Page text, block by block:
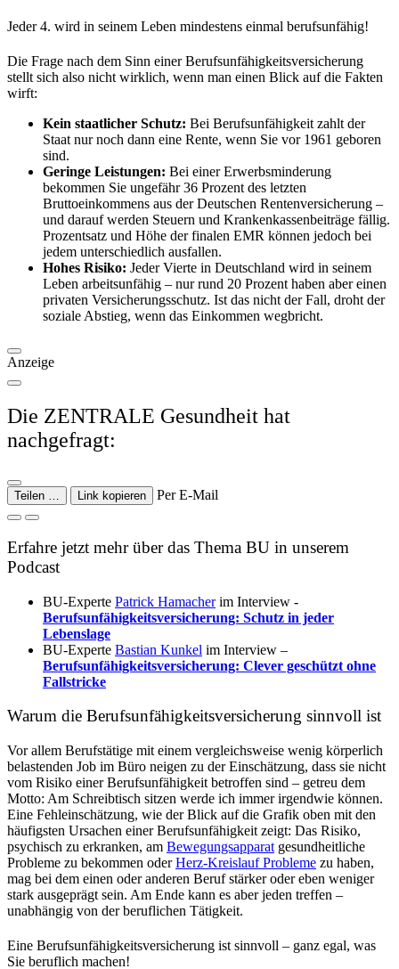
Jeder 4. wird in seinem Leben mindestens einmal berufsunfähig!
Die Frage nach dem Sinn einer Berufsunfähigkeitsversicherung
stellt sich also nicht wirklich, wenn man einen Blick auf die Fakten
wirft:
Kein staatlicher Schutz: Bei Berufsunfähigkeit zahlt der
Staat nur noch dann eine Rente, wenn Sie vor 1961 geboren
sind.
Geringe Leistungen: Bei einer Erwerbsminderung
bekommen Sie ungefähr 36 Prozent des letzten
Bruttoeinkommens aus der Deutschen Rentenversicherung –
und darauf werden Steuern und Krankenkassenbeiträge fällig.
Prozentsatz und Höhe der finalen EMR können jedoch bei
jedem unterschiedlich ausfallen.
Hohes Risiko: Jeder Vierte in Deutschland wird in seinem
Leben arbeitsunfähig – nur rund 20 Prozent haben aber einen
privaten Versicherungsschutz. Ist das nicht der Fall, droht der
soziale Abstieg, wenn das Einkommen wegbricht.
Anzeige
Die ZENTRALE Gesundheit hat
nachgefragt:
Teilen … Link kopieren Per E-Mail
Erfahre jetzt mehr über das Thema BU in unserem
Podcast
BU-Experte Patrick Hamacherim Interview -
Berufsunfähigkeitsversicherung: Schutz in jeder
Lebenslage
BU-Experte Bastian Kunkel im Interview –
Berufsunfähigkeitsversicherung: Clever geschützt ohne
Fallstricke
Warum die Berufsunfähigkeitsversicherung sinnvoll ist
Vor allem Berufstätige mit einem vergleichsweise wenig körperlich
belastenden Job im Büro neigen zu der Einschätzung, dass sie nicht
vom Risiko einer Berufsunfähigkeit betroffen sind – getreu dem
Motto: Am Schreibtisch sitzen werde ich immer irgendwie können.
Eine Fehl­ein­schätzung, wie der Blick auf die Grafik oben mit den
häufigsten Ursachen einer Berufsunfähigkeit zeigt: Das Risiko,
psychisch zu erkranken, am Bewegungsapparat gesundheitliche
Probleme zu bekommen oderHerz-Kreislauf Probleme zu haben,
mag bei dem einen oder anderen Beruf stärker oder eben weniger
stark ausgeprägt sein. Am Ende kann es aber jeden treffen –
unabhängig von der beruflichen Tätigkeit.
Eine Berufs­unfähigkeits­versicherung ist sinnvoll – ganz egal, was
Sie beruflich machen!